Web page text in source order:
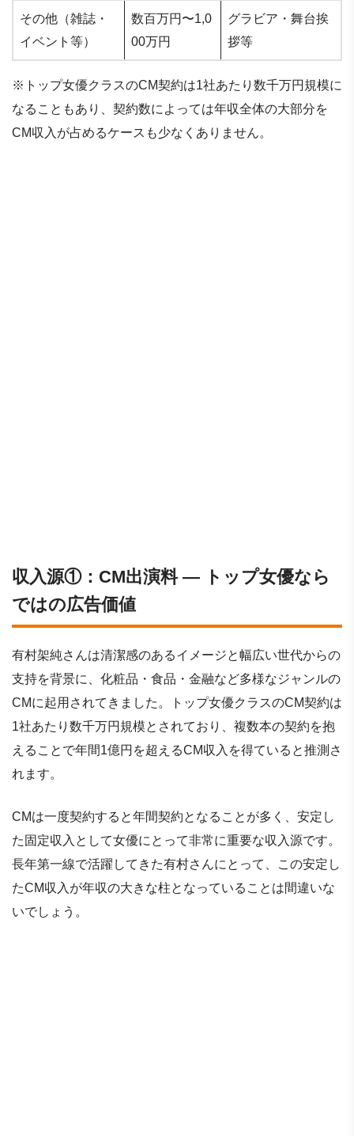
その他（雑誌・
イベント等）
数百万円〜1,0
00万円
グラビア・舞台挨
拶等
※トップ女優クラスのCM契約は1社あたり数千万円規模に
なることもあり、契約数によっては年収全体の大部分を
CM収入が占めるケースも少なくありません。
収入源①：CM出演料 ― トップ女優なら
ではの広告価値
有村架純さんは清潔感のあるイメージと幅広い世代からの
支持を背景に、化粧品・食品・金融など多様なジャンルの
CMに起用されてきました。トップ女優クラスのCM契約は
1社あたり数千万円規模とされており、複数本の契約を抱
えることで年間1億円を超えるCM収入を得ていると推測さ
れます。
CMは一度契約すると年間契約となることが多く、安定し
た固定収入として女優にとって非常に重要な収入源です。
長年第一線で活躍してきた有村さんにとって、この安定し
たCM収入が年収の大きな柱となっていることは間違いな
いでしょう。